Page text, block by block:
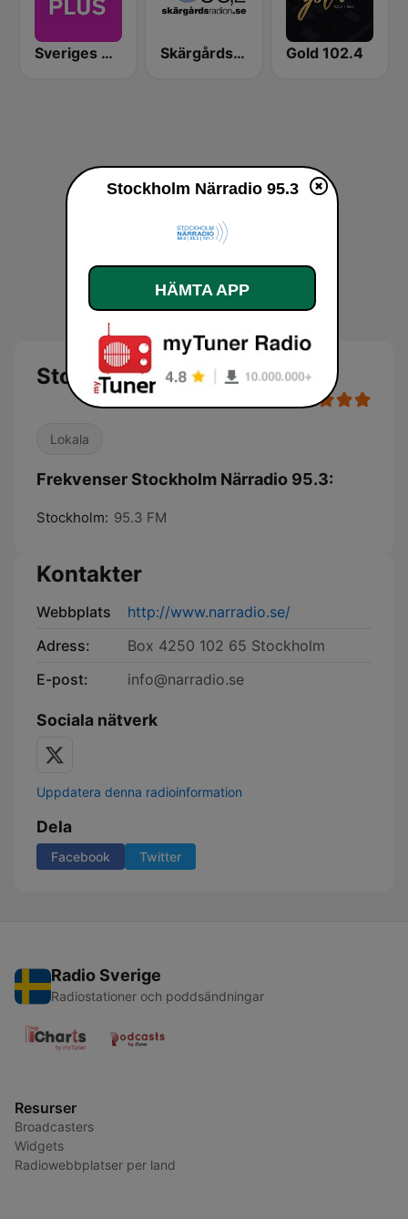
Sveriges Radio P4 Plus Skärgårdsradion Gold 102.4
Stockholm Närradio 95.3
Lokala
Frekvenser Stockholm Närradio 95.3:
Stockholm: 95.3 FM
Kontakter
Webbplats
http://www.narradio.se/
Adress:
Box 4250 102 65 Stockholm
E-post:
info@narradio.se
Sociala nätverk
Uppdatera denna radioinformation
Dela
Facebook Twitter
Radio Sverige
Radiostationer och poddsändningar
Resurser
Broadcasters
Widgets
Radiowebbplatser per land
Stockholm Närradio 95.3
HÄMTA APP